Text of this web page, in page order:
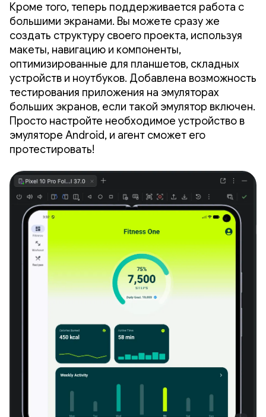
Кроме того, теперь поддерживается работа с
большими экранами. Вы можете сразу же
создать структуру своего проекта, используя
макеты, навигацию и компоненты,
оптимизированные для планшетов, складных
устройств и ноутбуков. Добавлена ​​возможность
тестирования приложения на эмуляторах
больших экранов, если такой эмулятор включен.
Просто настройте необходимое устройство в
эмуляторе Android, и агент сможет его
протестировать!